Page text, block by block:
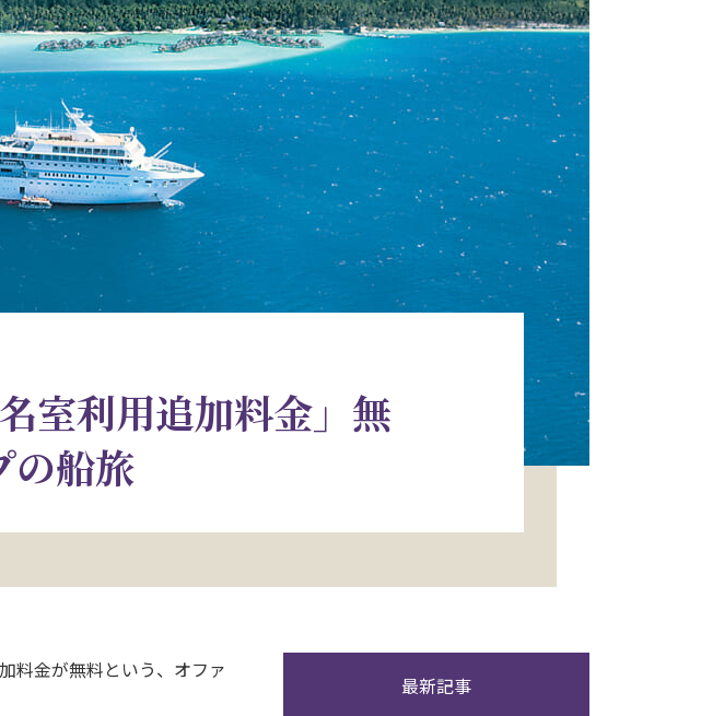
室利用追加料金」無
の船旅
料金が無料という、オファ
最新記事